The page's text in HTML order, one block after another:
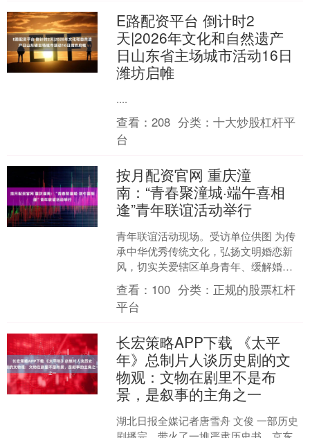
E路配资平台 倒计时2
天|2026年文化和自然遗产
日山东省主场城市活动16日
潍坊启帷
....
查看：208 分类：十大炒股杠杆平
台
按月配资官网 重庆潼
南：“青春聚潼城·端午喜相
逢”青年联谊活动举行
青年联谊活动现场。受访单位供图 为传
承中华优秀传统文化，弘扬文明婚恋新
风，切实关爱辖区单身青年、缓解婚恋
焦虑、拓宽社交渠道，6月13日，“青春聚
潼城·端午喜相逢....
查看： 100 分类： 正规的股票杠杆
平台
长宏策略APP下载 《太平
年》总制片人谈历史剧的文
物观：文物在剧里不是布
景，是叙事的主角之一
湖北日报全媒记者唐雪舟 文俊 一部历史